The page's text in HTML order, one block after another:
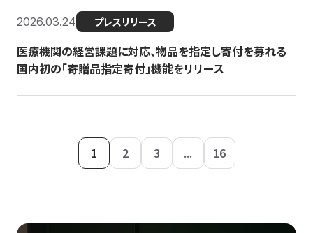
2026.03.24 プレスリリース
医療機関の経営課題に対応、物品を指定し寄付を募れる
国内初の「寄贈品指定寄付」機能をリリース
1 2 3 ... 16